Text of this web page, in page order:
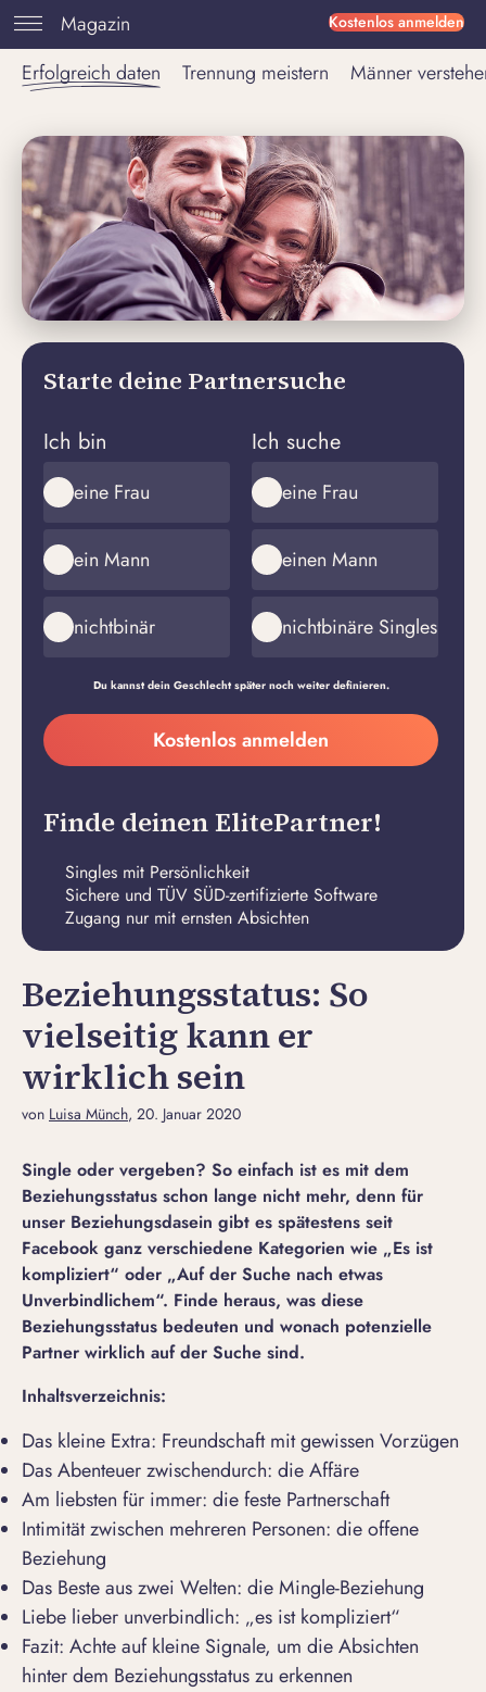
Kostenlos anmelden
Magazin
Erfolgreich daten
Trennung meistern Männer
Starte deine Partnersuche
Ich bin
eine Frau
ein Mann
nichtbinär
Ich suche
eine Frau
einen Mann
nichtbinäre Singles
Du kannst dein Geschlecht später noch weiter definieren.
Meine
E-
Adresse
erstellen
Kostenlos anmelden
Finde deinen ElitePartner!
Singles mit Persönlichkeit
Sichere und TÜV SÜD-zertifizierte Software
Zugang nur mit ernsten Absichten
Beziehungsstatus: So
vielseitig kann er
wirklich sein
von Luisa Münch, 20. Januar 2020
Single oder vergeben? So einfach ist es mit dem
Beziehungsstatus schon lange nicht mehr, denn für
unser Beziehungsdasein gibt es spätestens seit
Facebook ganz verschiedene Kategorien wie „Es ist
kompliziert“ oder „Auf der Suche nach etwas
Unverbindlichem“. Finde heraus, was diese
Beziehungsstatus bedeuten und wonach potenzielle
Partner wirklich auf der Suche sind.
Inhaltsverzeichnis:
Das kleine Extra: Freundschaft mit gewissen Vorzügen
Das Abenteuer zwischendurch: die Affäre
Am liebsten für immer: die feste Partnerschaft
Intimität zwischen mehreren Personen: die offene
Beziehung
Das Beste aus zwei Welten: die Mingle-Beziehung
Liebe lieber unverbindlich: „es ist kompliziert“
Fazit: Achte auf kleine Signale, um die Absichten
hinter dem Beziehungsstatus zu erkennen